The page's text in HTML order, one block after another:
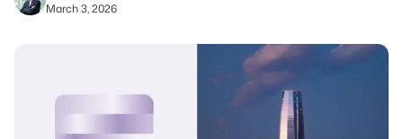
March 3, 2026